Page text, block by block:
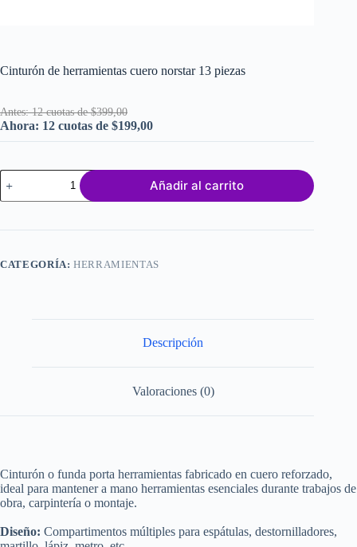
Cinturón de herramientas cuero norstar 13 piezas
Antes: 12 cuotas de $399,00
Ahora: 12 cuotas de $199,00
Cinturón
de
herramientas
norstar
cantidad
Añadir al carrito
CATEGORÍA:HERRAMIENTAS
Descripción
Valoraciones (0)
Cinturón o funda porta herramientas fabricado en cuero reforzado,
ideal para mantener a mano herramientas esenciales durante trabajos de
obra, carpintería o montaje.
Diseño: Compartimentos múltiples para espátulas, destornilladores,